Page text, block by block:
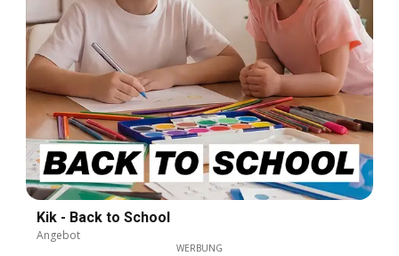
Kik - Back to School
Angebot
WERBUNG